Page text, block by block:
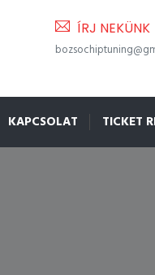
ÍRJ NEKÜNK
KAPCSOLAT TICKET